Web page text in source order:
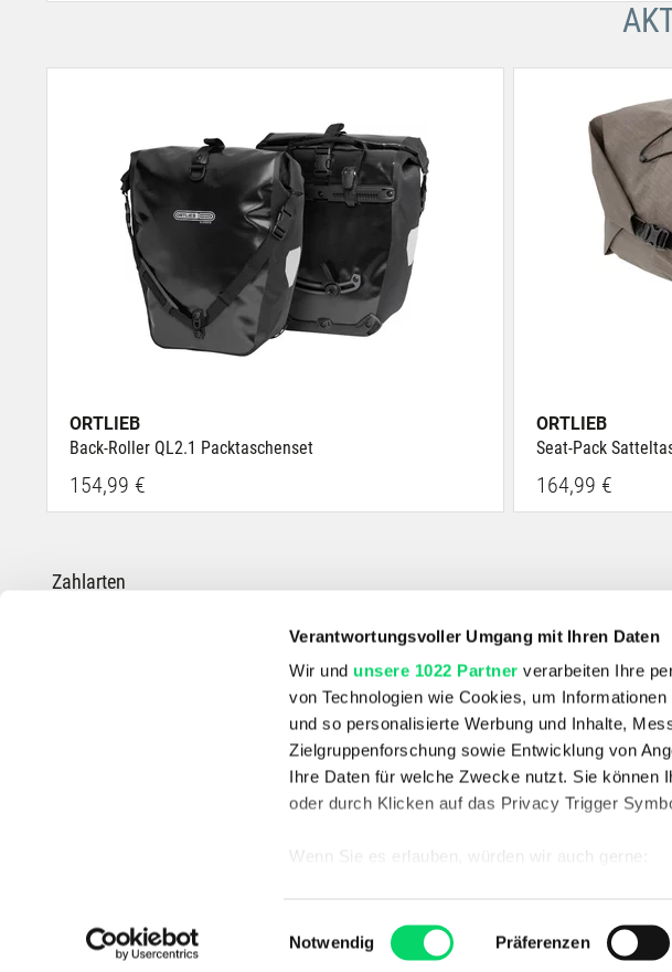
Verantwortungsvoller Umgang mit Ihren Daten
Wir und unsere 1022 Partner verarbeiten Ihre
von Technologien wie Cookies, um
und so personalisierte Werbung und Inhalte,
Zielgruppenforschung sowie Entwicklung von
Ihre Daten für welche Zwecke nutzt. Sie können
oder durch Klicken auf das Privacy Trigger
Wenn Sie es erlauben, würden wir auch gerne:
Ihr Gerät durch aktives Scannen nach
Einwilligungsauswahl
Notwendig Präferenzen
ORTLIEB
Back-Roller QL2.1 Packtaschenset
154,99 €
ORTLIEB
Seat-Pack
164,99 €
Zahlarten
*Die durchgestrichenen Preise entsprechen dem UVP des Herstellers.
E-Bikes
Unternehmen
Datenschutz AGB